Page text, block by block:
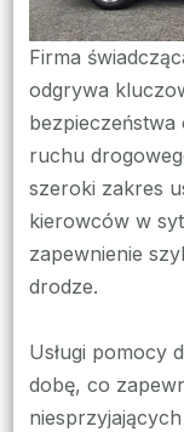
Firma
odgrywa
ruchu
szeroki zakres
kierowców w
zapewnienie
drodze.
Usługi pomocy
dobę, co